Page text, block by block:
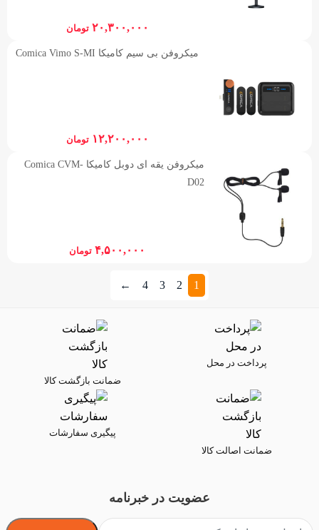
۲۰,۳۰۰,۰۰۰ تومان
میکروفن بی سیم کامیکا Comica Vimo S-MI
۱۲,۲۰۰,۰۰۰ تومان
میکروفن یقه ای دوبل کامیکا Comica CVM-
D02
۴,۵۰۰,۰۰۰ تومان
1
2
3
4
←
پرداخت در محل
ضمانت بازگشت کالا
ضمانت اصالت کالا
پیگیری سفارشات
عضویت در خبرنامه